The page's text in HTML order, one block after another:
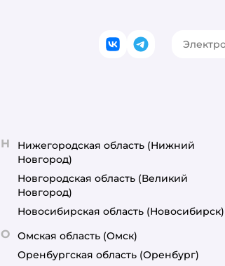
ВКонтакте
Telegram
Н Нижегородская область (Нижний
Новгород)
Новгородская область (Великий
Новгород)
Новосибирская область (Новосибирск)
О Омская область (Омск)
Оренбургская область (Оренбург)